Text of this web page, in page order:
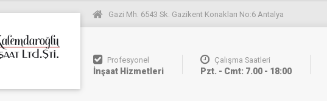
Gazi Mh. 6543 Sk. Gazikent Konakları No:6 Antalya
Profesyonel
İnşaat Hizmetleri
Çalışma Saatleri
Pzt. - Cmt: 7.00 - 18:00